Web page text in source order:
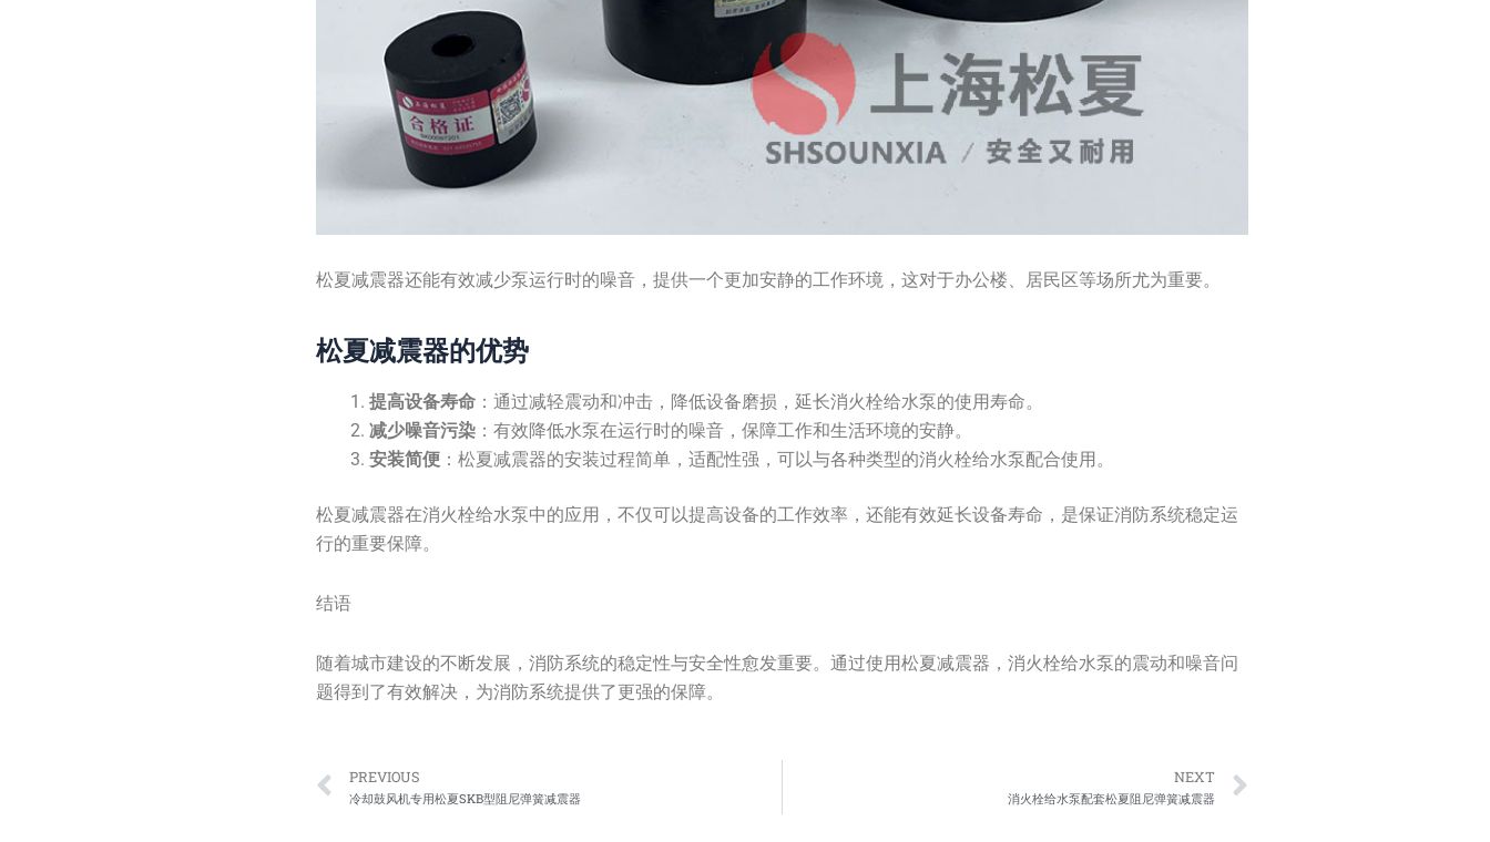
松夏减震器还能有效减少泵运行时的噪音，提供一个更加安静的工作环境，这对于办公楼、居民区等场所尤为重要。
松夏减震器的优势
提高设备寿命：通过减轻震动和冲击，降低设备磨损，延长消火栓给水泵的使用寿命。
减少噪音污染：有效降低水泵在运行时的噪音，保障工作和生活环境的安静。
安装简便：松夏减震器的安装过程简单，适配性强，可以与各种类型的消火栓给水泵配合使用。
松夏减震器在消火栓给水泵中的应用，不仅可以提高设备的工作效率，还能有效延长设备寿命，是保证消防系统稳定运
行的重要保障。
结语
随着城市建设的不断发展，消防系统的稳定性与安全性愈发重要。通过使用松夏减震器，消火栓给水泵的震动和噪音问
题得到了有效解决，为消防系统提供了更强的保障。
Prev
PREVIOUS
冷却鼓风机专用松夏SKB型阻尼弹簧减震器
NEXT
消火栓给水泵配套松夏阻尼弹簧减震器